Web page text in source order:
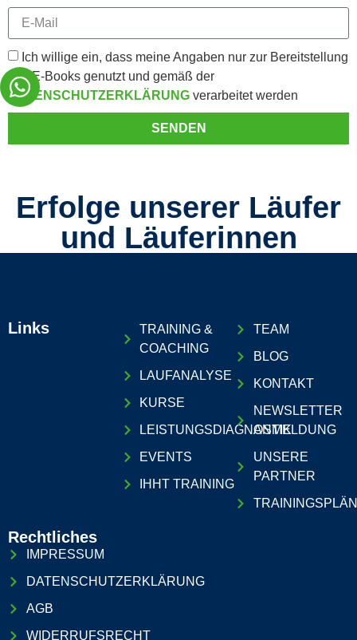
Ich willige ein, dass meine Angaben nur zur Bereitstellung
des E-Books genutzt und gemäß der
DATENSCHUTZERKLÄRUNG verarbeitet werden
SENDEN
Erfolge unserer Läufer
und Läuferinnen
Links
TRAINING &
COACHING
LAUFANALYSE
KURSE
LEISTUNGSDIAGNOSTIK
EVENTS
IHHT TRAINING
TEAM
BLOG
KONTAKT
NEWSLETTER
ANMELDUNG
UNSERE
PARTNER
Rechtliches
IMPRESSUM
DATENSCHUTZERKLÄRUNG
AGB
WIDERRUFSRECHT